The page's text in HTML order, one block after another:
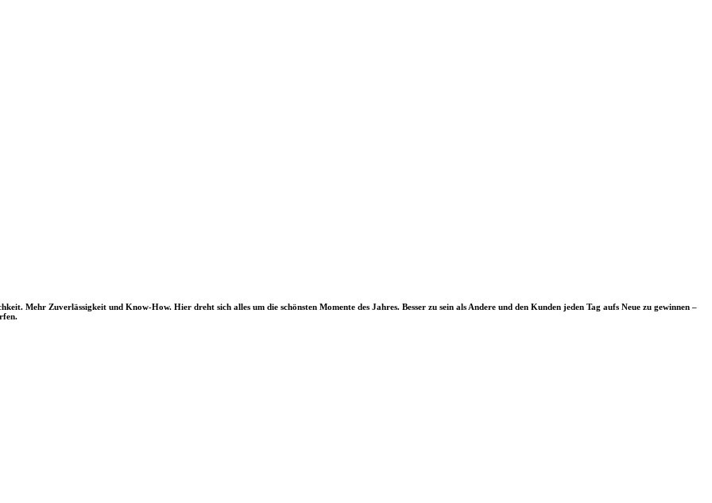
Mehr Zuverlässigkeit und Know-How. Hier dreht sich alles um die schönsten Momente des Jahres. Besser zu sein als Andere und den Kunden jeden Tag aufs Neue zu gewinnen –